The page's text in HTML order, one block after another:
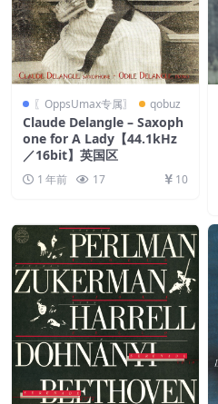
〖OppsUmax专属〗 qobuz
Claude Delangle – Saxoph
one for A Lady【44.1kHz
／16bit】英国区
1 年前 17 10